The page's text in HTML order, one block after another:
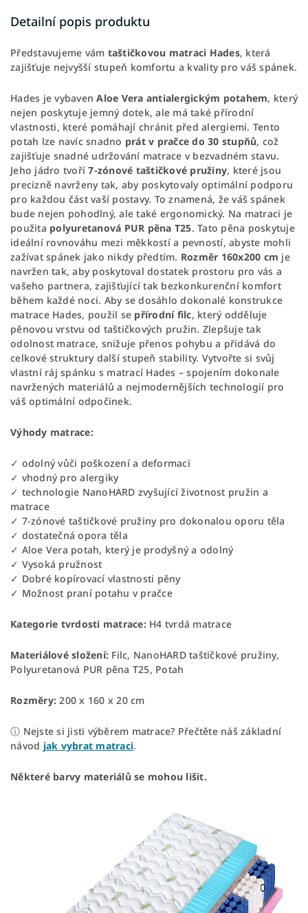
Detailní popis produktu
Představujeme vám taštičkovou matraci Hades, která
zajišťuje nejvyšší stupeň komfortu a kvality pro váš spánek.
Hades je vybavenAloe Vera antialergickým potahem, který
nejen poskytuje jemný dotek, ale má také přírodní
vlastnosti, které pomáhají chránit před alergiemi. Tento
potah lze navíc snadno prát v pračce do 30 stupňů, což
zajišťuje snadné udržování matrace v bezvadném stavu.
Jeho jádro tvoří7-zónové taštičkové pružiny, které jsou
precizně navrženy tak, aby poskytovaly optimální podporu
pro každou část vaší postavy. To znamená, že váš spánek
bude nejen pohodlný, ale také ergonomický. Na matraci je
použita polyuretanová PUR pěna T25. Tato pěna poskytuje
ideální rovnováhu mezi měkkostí a pevností, abyste mohli
zažívat spánek jako nikdy předtím. Rozměr 160x200 cm je
navržen tak, aby poskytoval dostatek prostoru pro vás a
vašeho partnera, zajišťující tak bezkonkurenční komfort
během každé noci. Aby se dosáhlo dokonalé konstrukce
matrace Hades, použil se přírodní filc, který odděluje
pěnovou vrstvu od taštičkových pružin. Zlepšuje tak
odolnost matrace, snižuje přenos pohybu a přidává do
celkové struktury další stupeň stability. Vytvořte si svůj
vlastní ráj spánku s matrací Hades – spojením dokonale
navržených materiálů a nejmodernějších technologií pro
váš optimální odpočinek.
Výhody matrace:
✓ odolný vůči poškození a deformaci
✓ vhodný pro alergiky
✓ technologie NanoHARD zvyšující životnost pružin a
matrace
✓ 7-zónové taštičkové pružiny pro dokonalou oporu těla
✓ dostatečná opora těla
✓ Aloe Vera potah, který je prodyšný a odolný
✓ Vysoká pružnost
✓ Dobré kopírovací vlastnosti pěny
✓ Možnost praní potahu v pračce
Kategorie tvrdosti matrace:H4 tvrdá matrace
Materiálové složení: Filc, NanoHARD taštičkové pružiny,
Polyuretanová PUR pěna T25, Potah
Rozměry: 200 x 160 x 20 cm
ⓘ Nejste si jisti výběrem matrace? Přečtěte náš základní
návod jak vybrat matraci.
Některé barvy materiálů se mohou lišit.